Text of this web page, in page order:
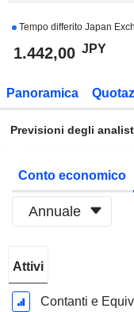
Tempo differito Japan
1.442,00 JPY
Panoramica
Previsioni degli
Conto economico
Annuale
Fiscale:
Dicembre
Attivi
Contanti e